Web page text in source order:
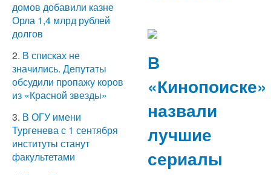
домов добавили казне
Орла 1,4 млрд рублей
долгов
2. В списках не
значились. Депутаты
обсудили пропажу коров
из «Красной звезды»
3. В ОГУ имени
Тургенева с 1 сентября
институты станут
факультетами
В
«Кинопоиске»
назвали
лучшие
сериалы